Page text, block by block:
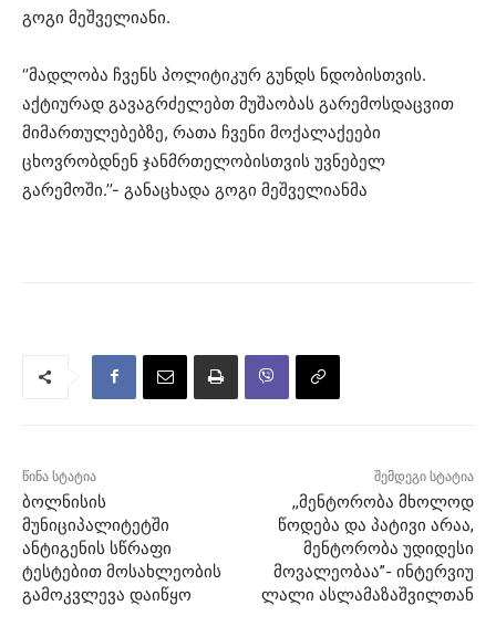
გოგი მეშველიანი.
‘’მადლობა ჩვენს პოლიტიკურ გუნდს ნდობისთვის.
აქტიურად გავაგრძელებთ მუშაობას გარემოსდაცვით
მიმართულებებზე, რათა ჩვენი მოქალაქეები
ცხოვრობდნენ ჯანმრთელობისთვის უვნებელ
გარემოში.’’- განაცხადა გოგი მეშველიანმა
წინა სტატია
ბოლნისის
მუნიციპალიტეტში
ანტიგენის სწრაფი
ტესტებით მოსახლეობის
გამოკვლევა დაიწყო
შემდეგი სტატია
,,მენტორობა მხოლოდ
წოდება და პატივი არაა,
მენტორობა უდიდესი
მოვალეობაა”- ინტერვიუ
ლალი ასლამაზაშვილთან